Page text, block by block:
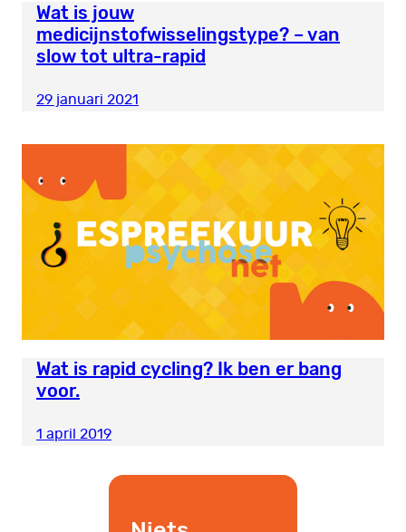
Wat is jouw
medicijnstofwisselingstype? – van
slow tot ultra-rapid
29 januari 2021
Wat is rapid cycling? Ik ben er bang
voor.
1 april 2019